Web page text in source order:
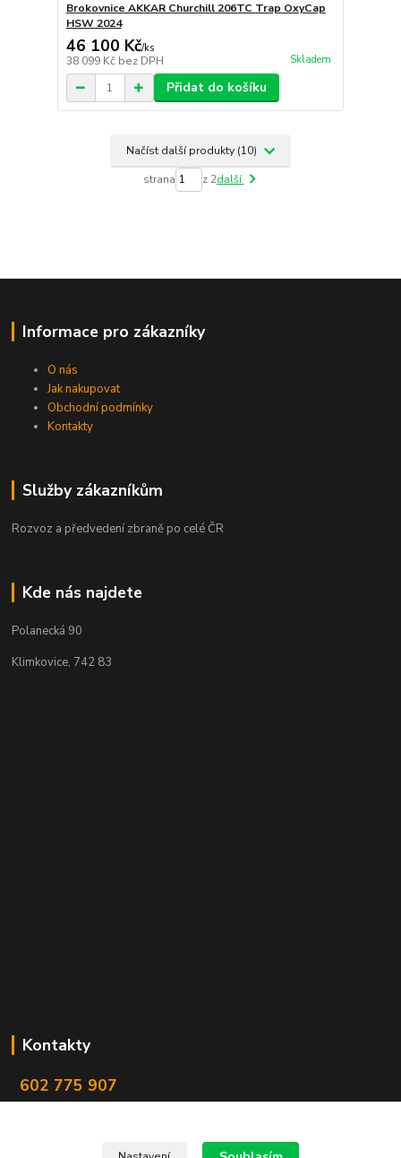
Brokovnice AKKAR Churchill 206TC Trap OxyCap
HSW 2024
46 100 Kč/ks
38 099 Kč bez DPH Skladem
Přidat do košíku
Načíst další produkty (10)
strana z 2další
Informace pro zákazníky
O nás
Jak nakupovat
Obchodní podmínky
Kontakty
Služby zákazníkům
Rozvoz a předvedení zbraně po celé ČR
Kde nás najdete
Polanecká 90
Klimkovice, 742 83
Kontakty
602 775 907